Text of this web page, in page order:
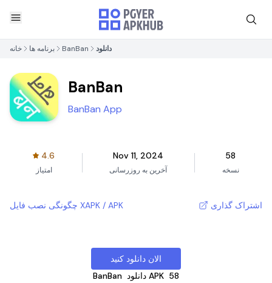
خانه برنامه ها BanBan دانلود
BanBan
BanBan App
4.6
امتیاز
Nov 11, 2024
آخرین به روزرسانی
58
نسخه
چگونگی نصب فایل XAPK / APK اشتراک گذاری
الان دانلود کنید
BanBan
دانلود APK 58